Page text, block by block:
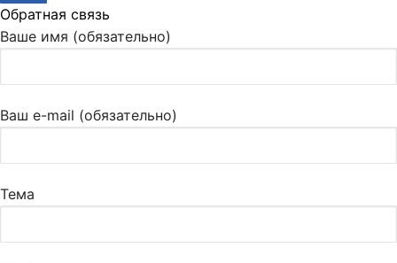
Обратная связь
Ваше имя (обязательно)
Ваш e-mail (обязательно)
Тема